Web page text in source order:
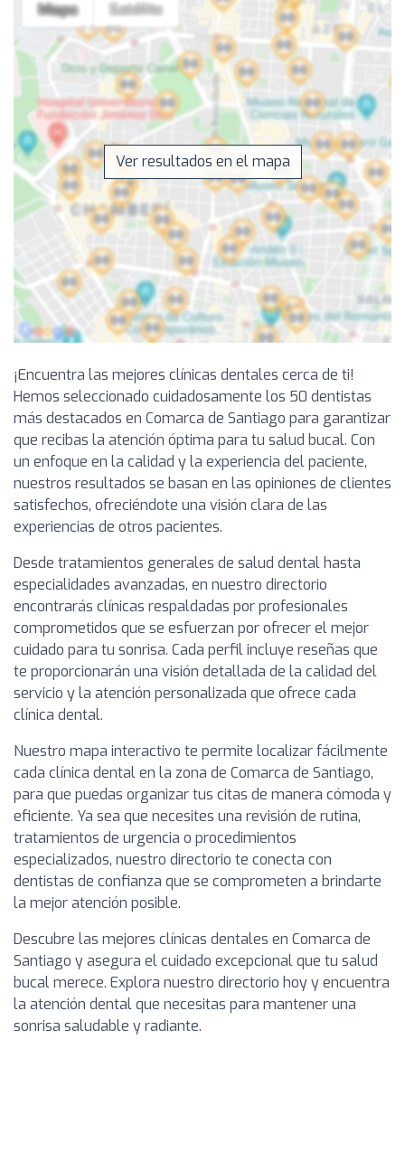
Ver resultados en el mapa
¡Encuentra las mejores clínicas dentales cerca de ti!
Hemos seleccionado cuidadosamente los 50 dentistas
más destacados en Comarca de Santiago para garantizar
que recibas la atención óptima para tu salud bucal. Con
un enfoque en la calidad y la experiencia del paciente,
nuestros resultados se basan en las opiniones de clientes
satisfechos, ofreciéndote una visión clara de las
experiencias de otros pacientes.
Desde tratamientos generales de salud dental hasta
especialidades avanzadas, en nuestro directorio
encontrarás clínicas respaldadas por profesionales
comprometidos que se esfuerzan por ofrecer el mejor
cuidado para tu sonrisa. Cada perfil incluye reseñas que
te proporcionarán una visión detallada de la calidad del
servicio y la atención personalizada que ofrece cada
clínica dental.
Nuestro mapa interactivo te permite localizar fácilmente
cada clínica dental en la zona de Comarca de Santiago,
para que puedas organizar tus citas de manera cómoda y
eficiente. Ya sea que necesites una revisión de rutina,
tratamientos de urgencia o procedimientos
especializados, nuestro directorio te conecta con
dentistas de confianza que se comprometen a brindarte
la mejor atención posible.
Descubre las mejores clínicas dentales en Comarca de
Santiago y asegura el cuidado excepcional que tu salud
bucal merece. Explora nuestro directorio hoy y encuentra
la atención dental que necesitas para mantener una
sonrisa saludable y radiante.